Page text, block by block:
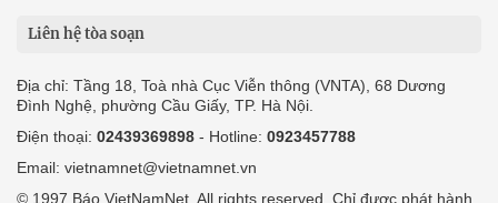
Liên hệ tòa soạn
Địa chỉ: Tầng 18, Toà nhà Cục Viễn thông (VNTA), 68 Dương
Đình Nghệ, phường Cầu Giấy, TP. Hà Nội.
Điện thoại: 02439369898 - Hotline: 0923457788
Email: vietnamnet@vietnamnet.vn
© 1997 Báo VietNamNet. All rights reserved. Chỉ được phát hành